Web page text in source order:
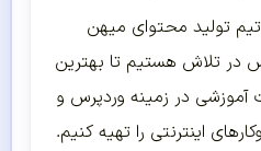
تولید محتوای میهن
در تلاش هستیم تا بهترین
آموزشی در زمینه وردپرس و
اینترنتی را تهیه کنیم.